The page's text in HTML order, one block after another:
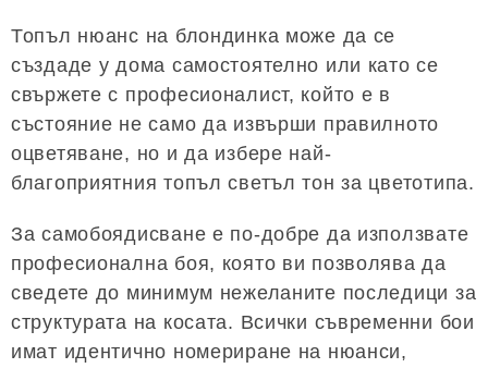
Топъл нюанс на блондинка може да се
създаде у дома самостоятелно или като се
свържете с професионалист, който е в
състояние не само да извърши правилното
оцветяване, но и да избере най-
благоприятния топъл светъл тон за цветотипа.
За самобоядисване е по-добре да използвате
професионална боя, която ви позволява да
сведете до минимум нежеланите последици за
структурата на косата. Всички съвременни бои
имат идентично номериране на нюанси,